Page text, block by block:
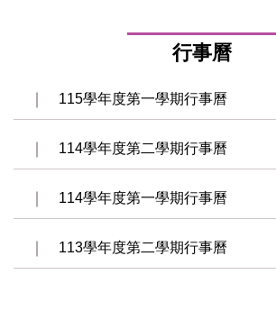
行事曆
115學年度第一學期行事曆
114學年度第二學期行事曆
114學年度第一學期行事曆
113學年度第二學期行事曆